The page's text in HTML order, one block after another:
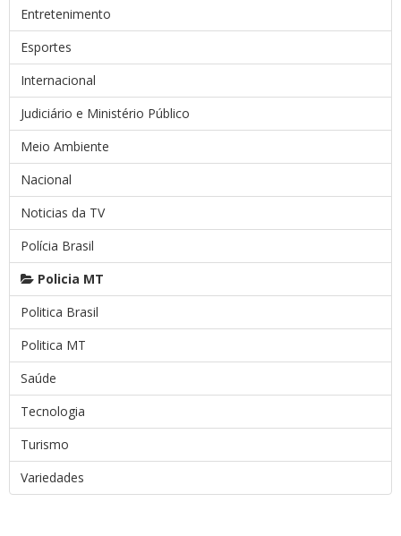
Entretenimento
Esportes
Internacional
Judiciário e Ministério Público
Meio Ambiente
Nacional
Noticias da TV
Polícia Brasil
Policia MT
Politica Brasil
Politica MT
Saúde
Tecnologia
Turismo
Variedades